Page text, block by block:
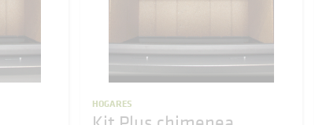
HOGARES